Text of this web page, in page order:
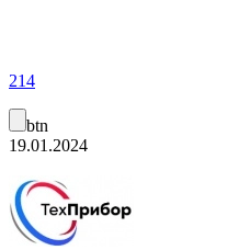
214
btn
19.01.2024